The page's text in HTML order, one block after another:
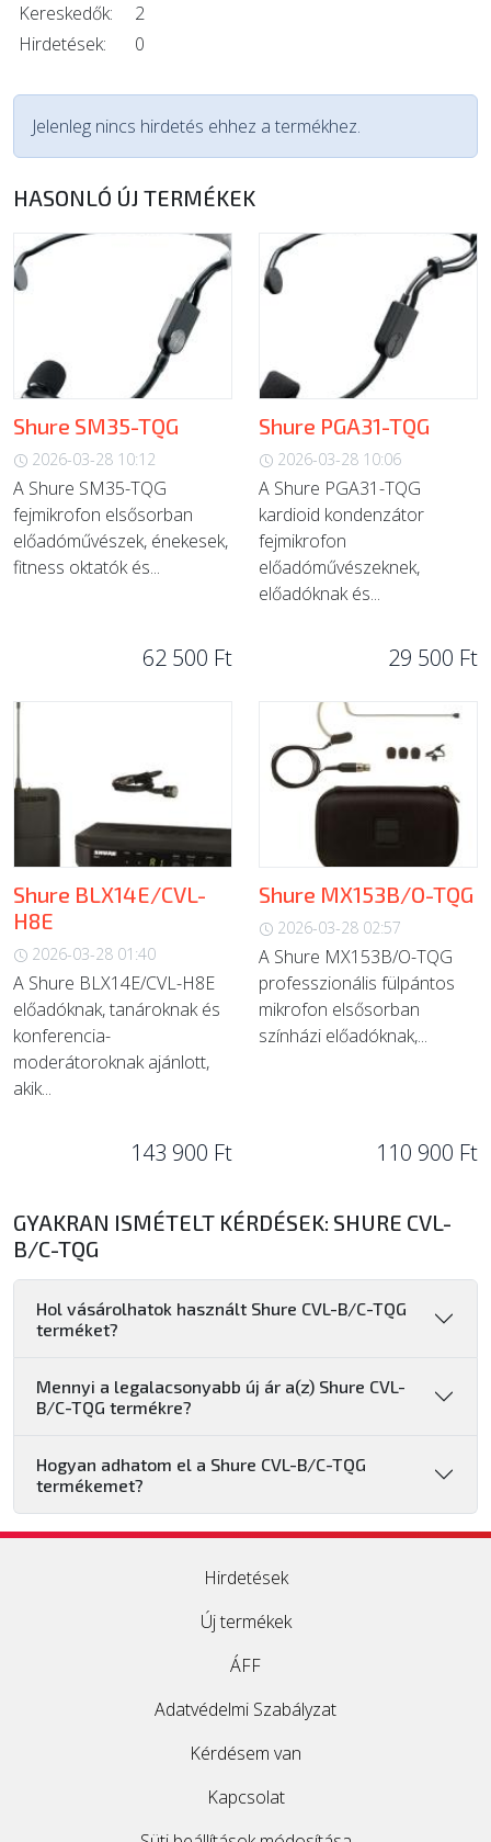
Kereskedők:
2
Hirdetések:
0
Jelenleg nincs hirdetés ehhez a termékhez.
HASONLÓ ÚJ TERMÉKEK
Shure SM35-TQG
2026-03-28 10:12
A Shure SM35-TQG
fejmikrofon elsősorban
előadóművészek, énekesek,
fitness oktatók és...
62 500 Ft
Shure PGA31-TQG
2026-03-28 10:06
A Shure PGA31-TQG
kardioid kondenzátor
fejmikrofon
előadóművészeknek,
előadóknak és...
29 500 Ft
Shure BLX14E/CVL-
H8E
2026-03-28 01:40
A Shure BLX14E/CVL-H8E
előadóknak, tanároknak és
konferencia-
moderátoroknak ajánlott,
akik...
143 900 Ft
Shure MX153B/O-TQG
2026-03-28 02:57
A Shure MX153B/O-TQG
professzionális fülpántos
mikrofon elsősorban
színházi előadóknak,...
110 900 Ft
GYAKRAN ISMÉTELT KÉRDÉSEK: SHURE CVL-
B/C-TQG
Hol vásárolhatok használt Shure CVL-B/C-TQG
terméket?
Mennyi a legalacsonyabb új ár a(z) Shure CVL-
B/C-TQG termékre?
Hogyan adhatom el a Shure CVL-B/C-TQG
termékemet?
Hirdetések
Új termékek
ÁFF
Adatvédelmi Szabályzat
Kérdésem van
Kapcsolat